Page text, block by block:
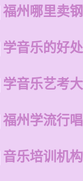
福州哪里卖
学音乐的好
学音乐艺考
福州学流行
音乐培训机